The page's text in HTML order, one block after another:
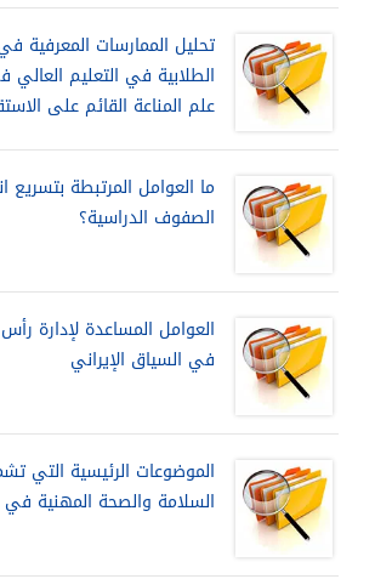
تحليل الممارسات المعرفية
الطلابية في التعليم
علم المناعة القائم على
ما العوامل المرتبطة بتسريع
الصفوف الدراسية؟
العوامل المساعدة لإدارة
في السياق الإيراني
الموضوعات الرئيسية التي
السلامة والصحة المهنية في